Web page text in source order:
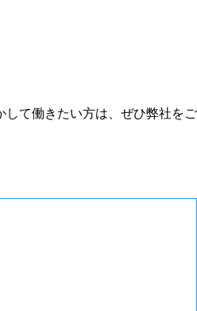
て働きたい方は、ぜひ弊社をご